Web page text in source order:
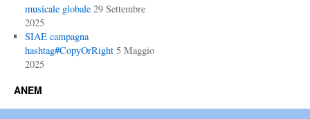
musicale globale 29 Settembre
2025
SIAE campagna
hashtag#CopyOrRight 5 Maggio
2025
ANEM